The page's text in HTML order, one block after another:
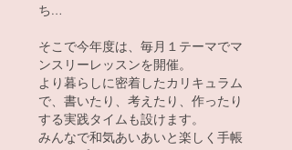
ち…
そこで今年度は、毎月１テーマでマ
ンスリーレッスンを開催。
より暮らしに密着したカリキュラム
で、書いたり、考えたり、作ったり
する実践タイムも設けます。
みんなで和気あいあいと楽しく手帳